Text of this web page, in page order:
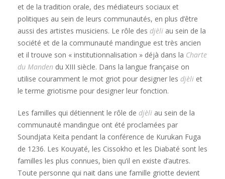
et de la tradition orale, des médiateurs sociaux et
politiques au sein de leurs communautés, en plus d’être
aussi des artistes musiciens. Le rôle des djèli au sein de la
société et de la communauté mandingue est très ancien
et il trouve son « institutionnalisation » déjà dans la Charte
du Manden du XIII siècle. Dans la langue française on
utilise couramment le mot griot pour designer les djèli et
le terme griotisme pour designer leur fonction.
Les familles qui détiennent le rôle de djèli au sein de la
communauté mandingue ont été proclamées par
Soundjata Keita pendant la conférence de Kurukan Fuga
de 1236. Les Kouyaté, les Cissokho et les Diabaté sont les
familles les plus connues, bien qu’il en existe d’autres.
Toute personne qui nait dans une famille griotte devient